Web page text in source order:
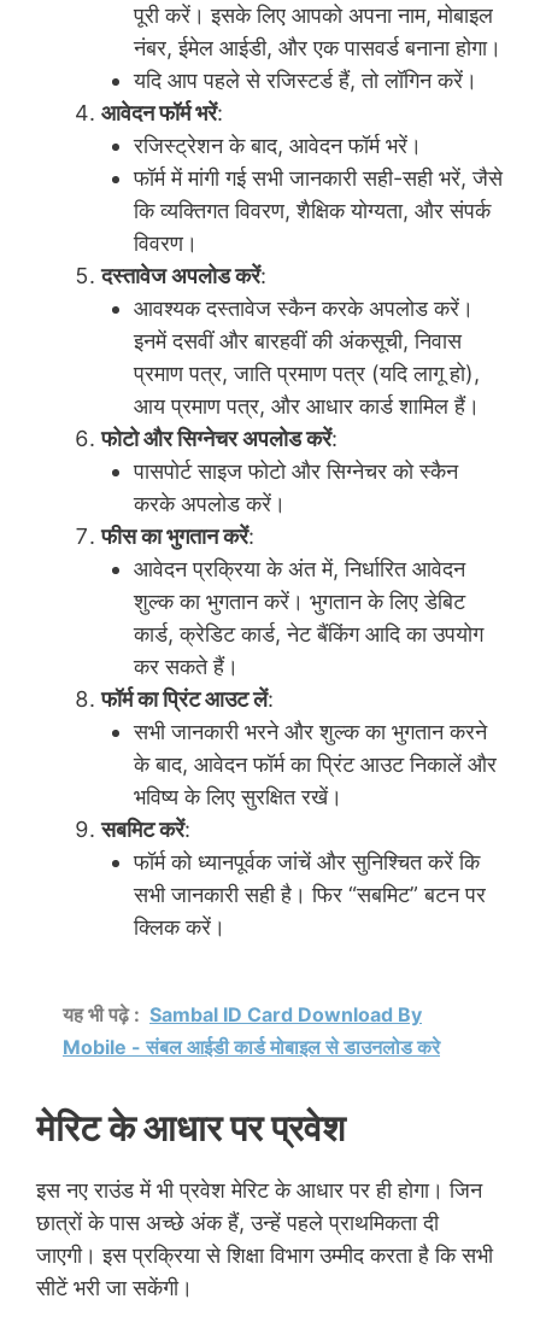
पूरी करें। इसके लिए आपको अपना नाम, मोबाइल
नंबर, ईमेल आईडी, और एक पासवर्ड बनाना होगा।
यदि आप पहले से रजिस्टर्ड हैं, तो लॉगिन करें।
आवेदन फॉर्म भरें:
रजिस्ट्रेशन के बाद, आवेदन फॉर्म भरें।
फॉर्म में मांगी गई सभी जानकारी सही-सही भरें, जैसे
कि व्यक्तिगत विवरण, शैक्षिक योग्यता, और संपर्क
विवरण।
दस्तावेज अपलोड करें:
आवश्यक दस्तावेज स्कैन करके अपलोड करें।
इनमें दसवीं और बारहवीं की अंकसूची, निवास
प्रमाण पत्र, जाति प्रमाण पत्र (यदि लागू हो),
आय प्रमाण पत्र, और आधार कार्ड शामिल हैं।
फोटो और सिग्नेचर अपलोड करें:
पासपोर्ट साइज फोटो और सिग्नेचर को स्कैन
करके अपलोड करें।
फीस का भुगतान करें:
आवेदन प्रक्रिया के अंत में, निर्धारित आवेदन
शुल्क का भुगतान करें। भुगतान के लिए डेबिट
कार्ड, क्रेडिट कार्ड, नेट बैंकिंग आदि का उपयोग
कर सकते हैं।
फॉर्म का प्रिंट आउट लें:
सभी जानकारी भरने और शुल्क का भुगतान करने
के बाद, आवेदन फॉर्म का प्रिंट आउट निकालें और
भविष्य के लिए सुरक्षित रखें।
सबमिट करें:
फॉर्म को ध्यानपूर्वक जांचें और सुनिश्चित करें कि
सभी जानकारी सही है। फिर “सबमिट” बटन पर
क्लिक करें।
यह भी पढ़े : Sambal ID Card Download By
Mobile - संबल आईडी कार्ड मोबाइल से डाउनलोड करे
मेरिट के आधार पर प्रवेश
इस नए राउंड में भी प्रवेश मेरिट के आधार पर ही होगा। जिन
छात्रों के पास अच्छे अंक हैं, उन्हें पहले प्राथमिकता दी
जाएगी। इस प्रक्रिया से शिक्षा विभाग उम्मीद करता है कि सभी
सीटें भरी जा सकेंगी।